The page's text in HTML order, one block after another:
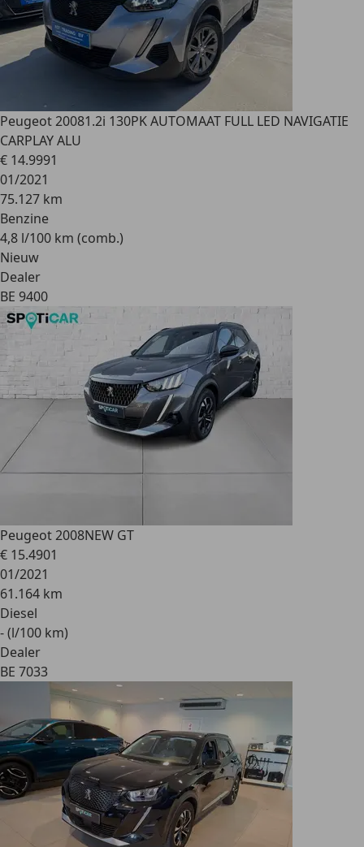
Peugeot 20081.2i 130PK AUTOMAAT FULL LED NAVIGATIE
CARPLAY ALU
€ 14.9991
01/2021
75.127 km
Benzine
4,8 l/100 km (comb.)
Nieuw
Dealer
BE 9400
Peugeot 2008NEW GT
€ 15.4901
01/2021
61.164 km
Diesel
- (l/100 km)
Dealer
BE 7033